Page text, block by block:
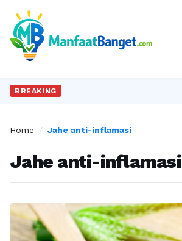
BREAKING
Home / Jahe anti-inflamasi
Jahe anti-inflamasi